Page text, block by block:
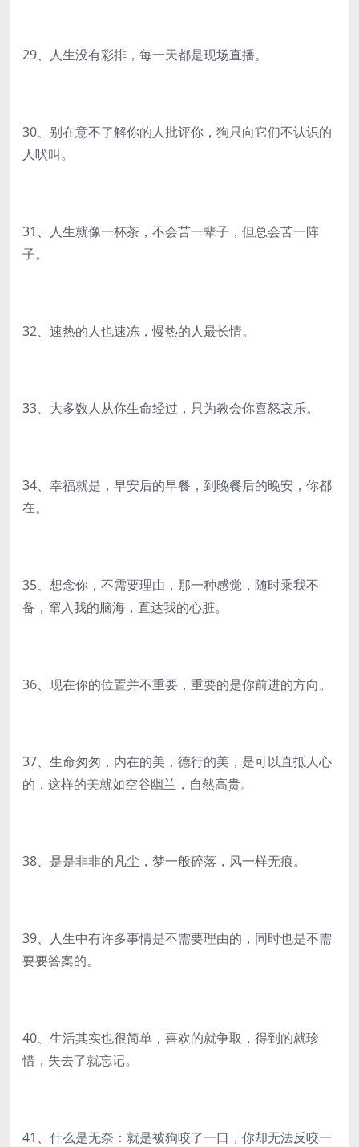
29、人生没有彩排，每一天都是现场直播。
30、别在意不了解你的人批评你，狗只向它们不认识的
人吠叫。
31、人生就像一杯茶，不会苦一辈子，但总会苦一阵
子。
32、速热的人也速冻，慢热的人最长情。
33、大多数人从你生命经过，只为教会你喜怒哀乐。
34、幸福就是，早安后的早餐，到晚餐后的晚安，你都
在。
35、想念你，不需要理由，那一种感觉，随时乘我不
备，窜入我的脑海，直达我的心脏。
36、现在你的位置并不重要，重要的是你前进的方向。
37、生命匆匆，内在的美，德行的美，是可以直抵人心
的，这样的美就如空谷幽兰，自然高贵。
38、是是非非的凡尘，梦一般碎落，风一样无痕。
39、人生中有许多事情是不需要理由的，同时也是不需
要要答案的。
40、生活其实也很简单，喜欢的就争取，得到的就珍
惜，失去了就忘记。
41、什么是无奈：就是被狗咬了一口，你却无法反咬一